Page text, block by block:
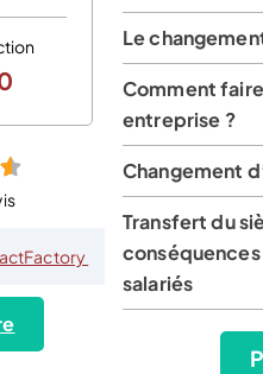
Le
Comment
entreprise ?
Changement
Transfert du
salariés